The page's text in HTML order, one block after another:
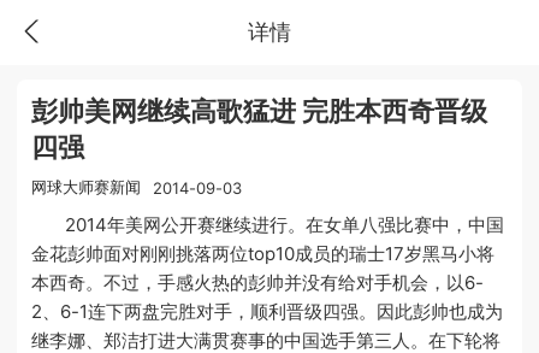
详情
彭帅美网继续高歌猛进 完胜本西奇晋级
四强
网球大师赛新闻 2014-09-03
2014年美网公开赛继续进行。在女单八强比赛中，中国
金花彭帅面对刚刚挑落两位top10成员的瑞士17岁黑马小将
本西奇。不过，手感火热的彭帅并没有给对手机会，以6-
2、6-1连下两盘完胜对手，顺利晋级四强。因此彭帅也成为
继李娜、郑洁打进大满贯赛事的中国选手第三人。在下轮将